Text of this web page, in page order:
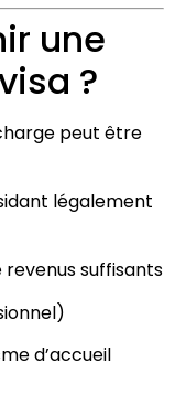
une
?
peut être
légalement
suffisants
d’accueil